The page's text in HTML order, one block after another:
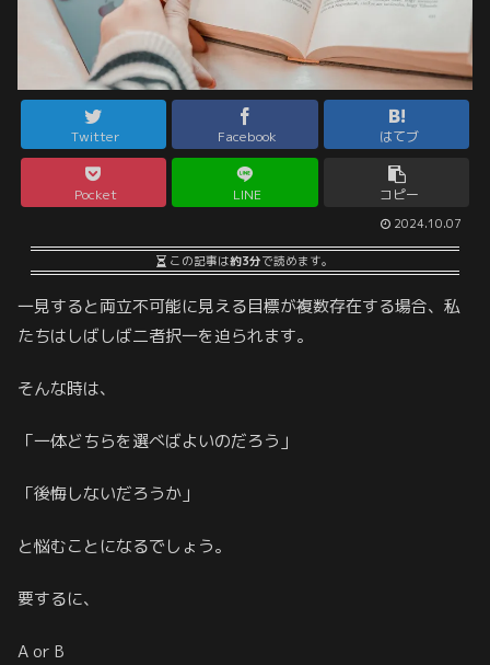
Twitter Facebook はてブ
Pocket LINE コピー
2024.10.07
この記事は約3分で読めます。
一見すると両立不可能に見える目標が複数存在する場合、私
たちはしばしば二者択一を迫られます。
そんな時は、
「一体どちらを選べばよいのだろう」
「後悔しないだろうか」
と悩むことになるでしょう。
要するに、
A or B